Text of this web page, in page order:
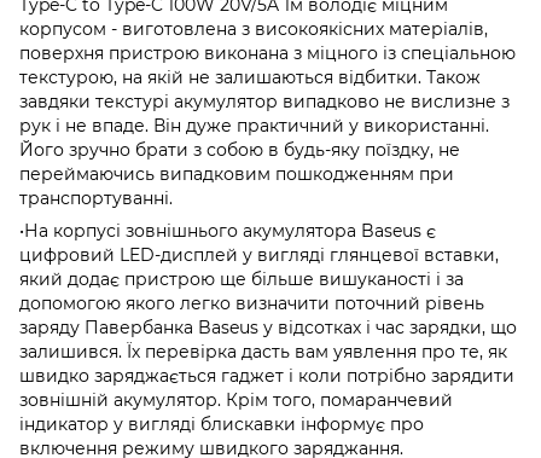
корпусом - виготовлена з високоякісних матеріалів,
поверхня пристрою виконана з міцного із спеціальною
текстурою, на якій не залишаються відбитки. Також
завдяки текстурі акумулятор випадково не вислизне з
рук і не впаде. Він дуже практичний у використанні.
Його зручно брати з собою в будь-яку поїздку, не
переймаючись випадковим пошкодженням при
транспортуванні.
•На корпусі зовнішнього акумулятора Baseus є
цифровий LED-дисплей у вигляді глянцевої вставки,
який додає пристрою ще більше вишуканості і за
допомогою якого легко визначити поточний рівень
заряду Павербанка Baseus у відсотках і час зарядки, що
залишився. Їх перевірка дасть вам уявлення про те, як
швидко заряджається гаджет і коли потрібно зарядити
зовнішній акумулятор. Крім того, помаранчевий
індикатор у вигляді блискавки інформує про
включення режиму швидкого заряджання.